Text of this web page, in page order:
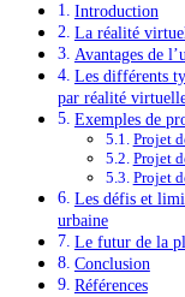
Introduction
La réalité
Avantages de
Les différents
par réalité
Exemples de
Projet
Projet
Projet
Les défis et
urbaine
Le futur de la
Conclusion
Références